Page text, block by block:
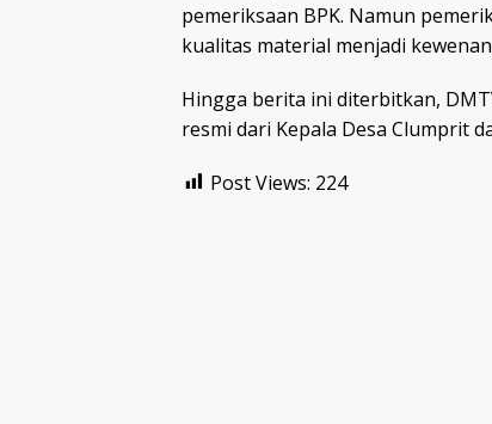
pemeriksaan BPK. Namun
kualitas material menjadi
Hingga berita ini diterbitkan,
resmi dari Kepala Desa Clumprit
Post Views: 224